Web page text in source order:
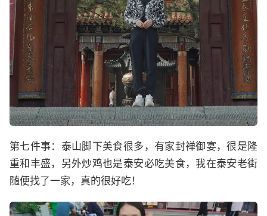
第七件事：泰山脚下美食很多，有家封禅御宴，很是隆
重和丰盛，另外炒鸡也是泰安必吃美食，我在泰安老街
随便找了一家，真的很好吃！